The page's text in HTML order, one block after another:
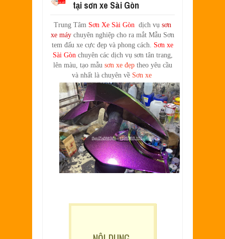
SƠN XE EXCITER 2010 MÀU ĐỎ CAM
SƠN TEM ĐẤU XE NOUVO LX MÀU
Jul 31, 2022
SƠN XE ATTILA ELIZABETH PHỐI
Jun 2022
SƠN XE NOUVO LX PHỐI MÀU XANH
May 31, 2022
SƠN ĐỔI MÀU GÓC NHÌN HONDA PS
Mar 31, 2022
SƠN PHỐI MÀU XE ATTILA
Mar 17, 2022
tại sơn xe Sài Gòn
Trung Tâm Sơn Xe Sài Gòn dịch vụ sơn
xe máy chuyên nghiệp cho ra mắt Mẫu Sơn
tem đấu xe cực đẹp và phong cách. Sơn xe
Sài Gònchuyên các dịch vụ sơn tân trang,
lên màu, tạo mẫu sơn xe đẹptheo yêu cầu
và nhất là chuyên về Sơn xe